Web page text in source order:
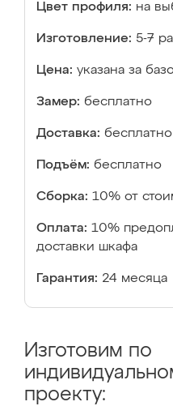
Цвет профиля: на
Изготовление: 5-7
Цена: указана за
Замер: бесплатно
Доставка: бесплатно
Подъём: бесплатно
Сборка: 10% от
Оплата: 10%
доставки шкафа
Гарантия: 24 месяца
Изготовим по
проекту: